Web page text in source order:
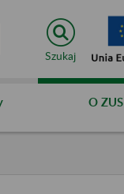
Szukaj
O ZUS